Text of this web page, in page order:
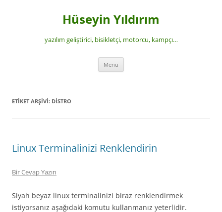
Hüseyin Yıldırım
yazılım geliştirici, bisikletçi, motorcu, kampçı…
Menü
ETIKET ARŞIVI: DISTRO
Linux Terminalinizi Renklendirin
Bir Cevap Yazın
Siyah beyaz linux terminalinizi biraz renklendirmek
istiyorsanız aşağıdaki komutu kullanmanız yeterlidir.